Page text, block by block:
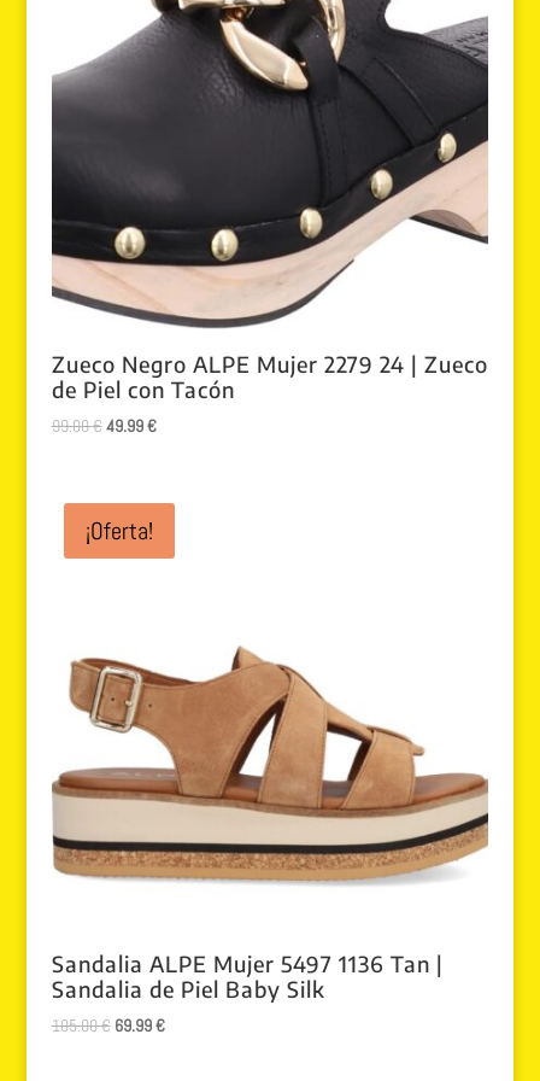
Zueco Negro ALPE Mujer 2279 24 | Zueco
de Piel con Tacón
99.00€El
era:
99.00 €.
49.99€El
es:
¡Oferta!
Sandalia ALPE Mujer 5497 1136 Tan |
Sandalia de Piel Baby Silk
105.00€ El
69.99€El